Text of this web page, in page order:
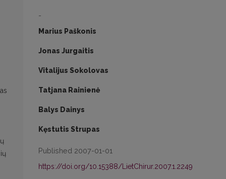
-
Marius Paškonis
Jonas Jurgaitis
Vitalijus Sokolovas
Tatjana Rainienė
Balys Dainys
Kęstutis Strupas
Published 2007-01-01
https://doi.org/10.15388/LietChirur.2007.1.2249